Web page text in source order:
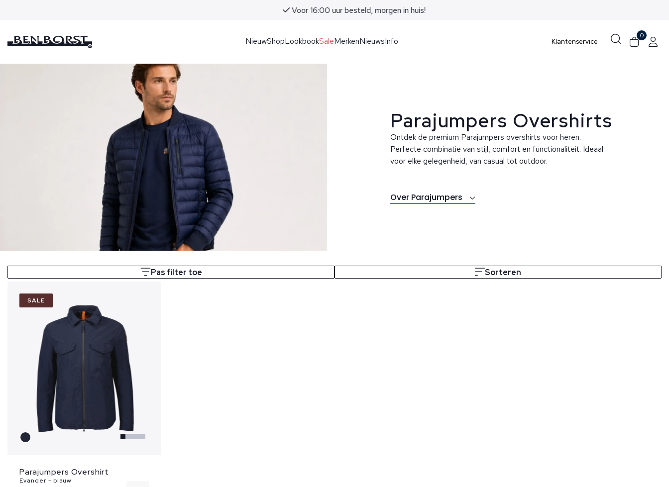
Voor 16:00 uur besteld, morgen in huis!
NieuwShopLookbookSaleMerkenNieuwsInfo Klantenservice
0
Parajumpers Overshirts
Ontdek de premium Parajumpers overshirts voor heren.
Perfecte combinatie van stijl, comfort en functionaliteit. Ideaal
voor elke gelegenheid, van casual tot outdoor.
Over Parajumpers
Pas filter toe Sorteren
SALE
Parajumpers Overshirt
Evander - blauw